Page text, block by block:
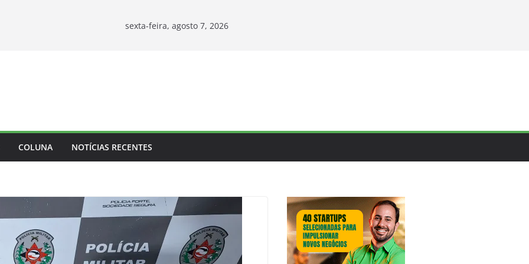
sexta-feira, agosto 7, 2026
COLUNA NOTÍCIAS RECENTES